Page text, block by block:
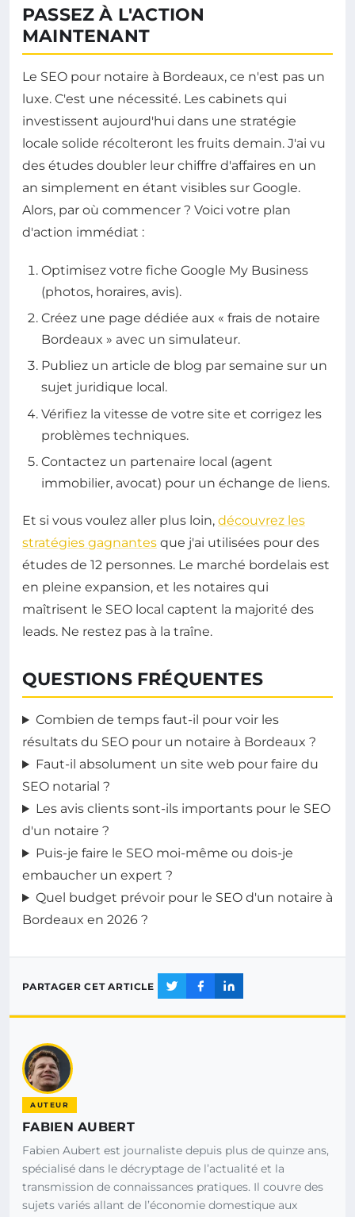
PASSEZ À L'ACTION
MAINTENANT
Le SEO pour notaire à Bordeaux, ce n'est pas un
luxe. C'est une nécessité. Les cabinets qui
investissent aujourd'hui dans une stratégie
locale solide récolteront les fruits demain. J'ai vu
des études doubler leur chiffre d'affaires en un
an simplement en étant visibles sur Google.
Alors, par où commencer ? Voici votre plan
d'action immédiat :
Optimisez votre fiche Google My Business
(photos, horaires, avis).
Créez une page dédiée aux « frais de notaire
Bordeaux » avec un simulateur.
Publiez un article de blog par semaine sur un
sujet juridique local.
Vérifiez la vitesse de votre site et corrigez les
problèmes techniques.
Contactez un partenaire local (agent
immobilier, avocat) pour un échange de liens.
Et si vous voulez aller plus loin, découvrez les
stratégies gagnantes que j'ai utilisées pour des
études de 12 personnes. Le marché bordelais est
en pleine expansion, et les notaires qui
maîtrisent le SEO local captent la majorité des
leads. Ne restez pas à la traîne.
QUESTIONS FRÉQUENTES
Combien de temps faut-il pour voir les
résultats du SEO pour un notaire à Bordeaux ?
Faut-il absolument un site web pour faire du
SEO notarial ?
Les avis clients sont-ils importants pour le SEO
d'un notaire ?
Puis-je faire le SEO moi-même ou dois-je
embaucher un expert ?
Quel budget prévoir pour le SEO d'un notaire à
Bordeaux en 2026 ?
PARTAGER CET ARTICLE
AUTEUR
FABIEN AUBERT
Fabien Aubert est journaliste depuis plus de quinze ans,
spécialisé dans le décryptage de l’actualité et la
transmission de connaissances pratiques. Il couvre des
sujets variés allant de l’économie domestique aux